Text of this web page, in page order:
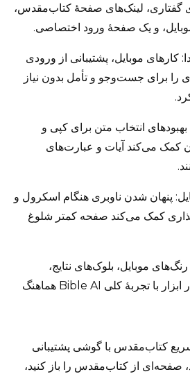
گفتاری، لینک‌های صفحهٔ کتاب‌مقدس،
و یک صفحهٔ ورود اختصاصی.
کارهای موبایل، پشتیبانی از ورودی
را برای جست‌وجو و تأمل بدون نیاز
انتخاب متن برای کپی و
کمک می‌کند آیات و عبارت‌های
پنهان شدن ناوبری هنگام اسکرول و
کمک می‌کند صفحه کمتر شلوغ
موبایل، بلوک‌های نتایج،
آیکون‌ها و جزئیات نوار ابزار با تجربهٔ کلی Bible AI هماهنگ
سریع کتاب‌مقدس با گوشی پشتیبانی
صفحه‌ای از کتاب‌مقدس را باز کنید،